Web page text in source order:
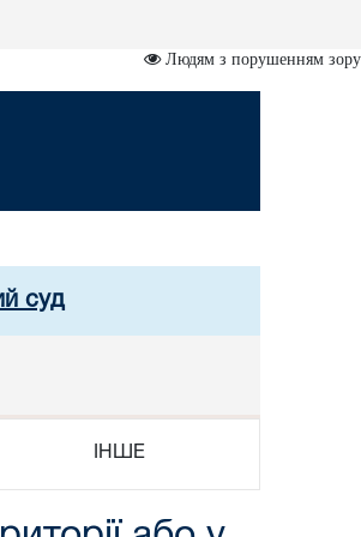
Людям з порушенням зору
суд
ІНШЕ